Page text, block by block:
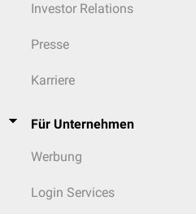
Investor Relations
Presse
Karriere
Für Unternehmen
Werbung
Login Services